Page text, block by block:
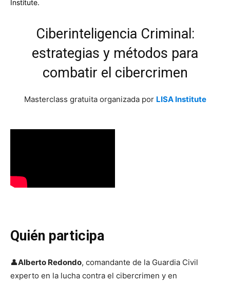
Institute.
Ciberinteligencia Criminal:
estrategias y métodos para
combatir el cibercrimen
Masterclass gratuita organizada por LISA Institute
Quién participa
👤Alberto Redondo, comandante de la Guardia Civil
experto en la lucha contra el cibercrimen y en